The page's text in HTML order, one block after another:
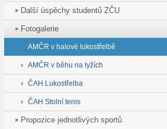
Další úspěchy studentů ZČU
Fotogalerie
AMČR v halové lukostřelbě
AMČR v běhu na lyžích
ČAH Lukostřelba
ČAH Stolní tenis
Propozice jednotlivých sportů